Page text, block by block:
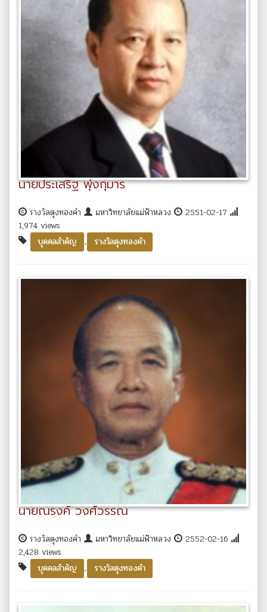
นายประเสริฐ พุ่งกุมาร
รางวัลตุงทองคำ มหาวิทยาลัยแม่ฟ้าหลวง
2551-02-17
1,974 views
บุคคลสำคัญ
, รางวัลตุงทองคำ
นายณรงค์ วงศ์วรรณ
รางวัลตุงทองคำ มหาวิทยาลัยแม่ฟ้าหลวง
2552-02-16
2,428 views
บุคคลสำคัญ
, รางวัลตุงทองคำ